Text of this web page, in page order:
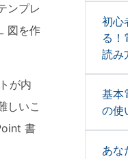
を守るアプリ
ンチ
対話
ンプレ
図を作
が内
しいこ
書
初心
る！
読み
基本
の使
あな